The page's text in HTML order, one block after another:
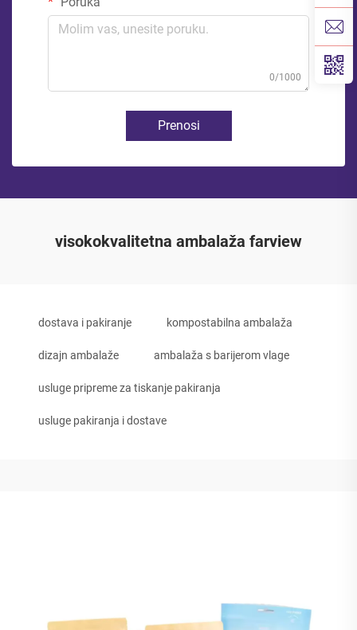
0/1000
Prenosi
visokokvalitetna ambalaža farview
dostava i pakiranje kompostabilna ambalaža
dizajn ambalaže ambalaža s barijerom vlage
usluge pripreme za tiskanje pakiranja
usluge pakiranja i dostave